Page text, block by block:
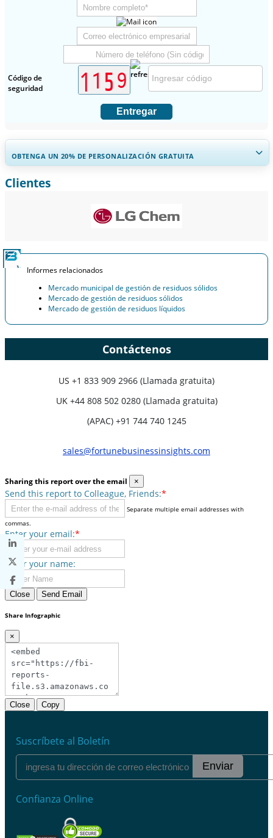
Código de
seguridad
Entregar
OBTENGA UN 20% DE PERSONALIZACIÓN GRATUITA
Ampliar la cobertura regional y por país, Análisis de segmentos,
sobre el usuario final.
Clientes
Informes relacionados
Mercado municipal de gestión de residuos sólidos
Mercado de gestión de residuos sólidos
Mercado de gestión de residuos líquidos
Contáctenos
US +1 833 909 2966 (Llamada gratuita)
UK +44 808 502 0280 (Llamada gratuita)
(APAC) +91 744 740 1245
sales@fortunebusinessinsights.com
Sharing this report over the email ×
Send this report to Colleague, Friends:*
Separate multiple email addresses with
commas.
Enter your email:*
Enter your name:
Close Send Email
Share Infographic
×
Close Copy
Suscríbete al Boletín
Enviar
Confianza Online